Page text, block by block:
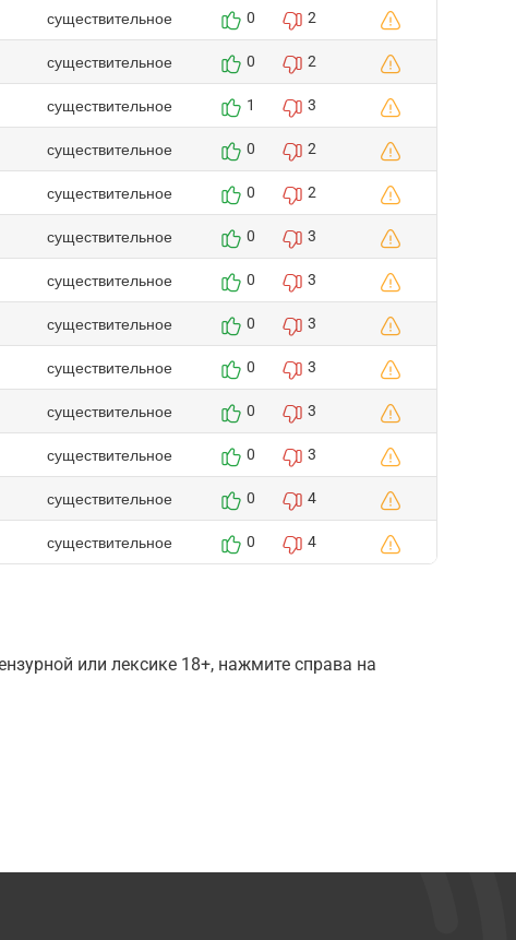
существительное 0 2
существительное 0 2
существительное 1 3
существительное 0 2
существительное 0 2
существительное 0 3
существительное 0 3
существительное 0 3
существительное 0 3
существительное 0 3
существительное 0 3
существительное 0 4
существительное 0 4
или лексике 18+, нажмите справа на